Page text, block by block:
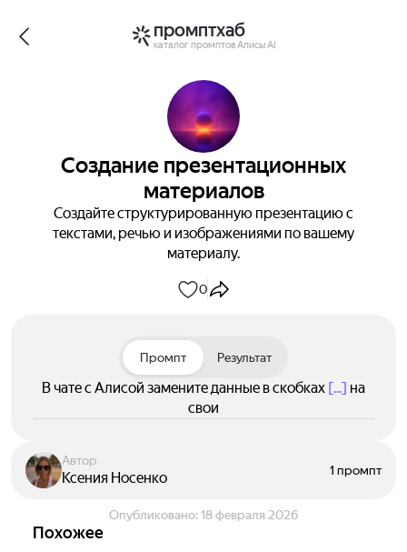
промптхаб
каталог промптов Алисы AI
Создание презентационных
материалов
Создайте структурированную презентацию с
текстами, речью и изображениями по вашему
материалу.
0
Промпт Результат
В чате с Алисой замените данные в скобках [...] на
свои
Автор
Ксения Носенко 1 промпт
Опубликовано: 18 февраля 2026
Похожее